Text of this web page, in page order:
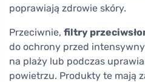
poprawiają zdrowie skóry.
Przeciwnie, filtry
do ochrony przed
na plaży lub podczas
powietrzu. Produkty te mają